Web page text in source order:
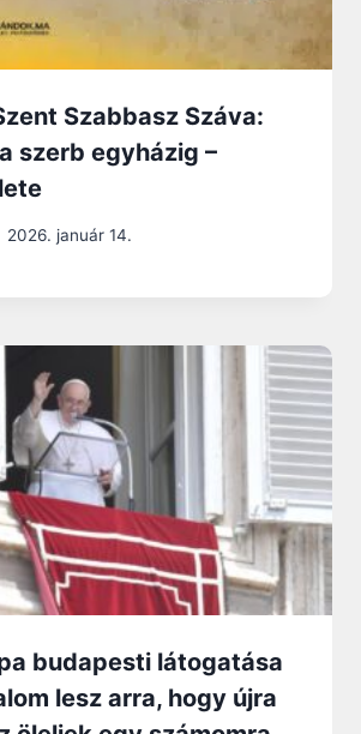
Szabbasz Száva:
szerb egyházig –
2026. január 14.
budapesti látogatása
lesz arra, hogy újra